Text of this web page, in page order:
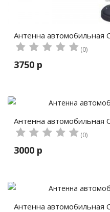
Антенна автомобильная
(0)
3750 р
Антенна автомобильная
(0)
3000 р
Антенна автомобильная